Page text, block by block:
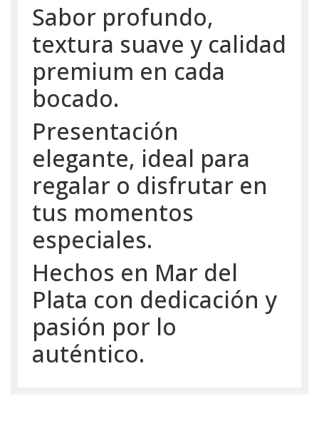
Sabor profundo,
textura suave y calidad
premium en cada
bocado.
Presentación
elegante, ideal para
regalar o disfrutar en
tus momentos
especiales.
Hechos en Mar del
Plata con dedicación y
pasión por lo
auténtico.